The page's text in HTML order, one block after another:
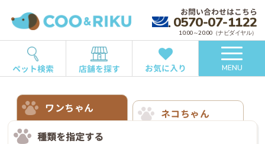
お問い合わせはこちら
0570-07-1122
10:00～20:00（ナビダイヤル）
ペット検索 店舗を探す お気に入り MENU
ワンちゃん
ネコちゃん
種類を指定する